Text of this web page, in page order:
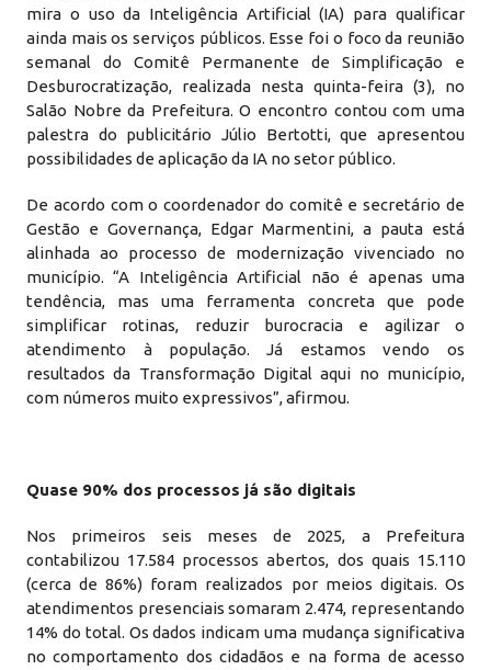
mira o uso da Inteligência Artificial (IA) para qualificar
ainda mais os serviços públicos. Esse foi o foco da reunião
semanal do Comitê Permanente de Simplificação e
Desburocratização, realizada nesta quinta-feira (3), no
Salão Nobre da Prefeitura. O encontro contou com uma
palestra do publicitário Júlio Bertotti, que apresentou
possibilidades de aplicação da IA no setor público.
De acordo com o coordenador do comitê e secretário de
Gestão e Governança, Edgar Marmentini, a pauta está
alinhada ao processo de modernização vivenciado no
município. “A Inteligência Artificial não é apenas uma
tendência, mas uma ferramenta concreta que pode
simplificar rotinas, reduzir burocracia e agilizar o
atendimento à população. Já estamos vendo os
resultados da Transformação Digital aqui no município,
com números muito expressivos”, afirmou.
Quase 90% dos processos já são digitais
Nos primeiros seis meses de 2025, a Prefeitura
contabilizou 17.584 processos abertos, dos quais 15.110
(cerca de 86%) foram realizados por meios digitais. Os
atendimentos presenciais somaram 2.474, representando
14% do total. Os dados indicam uma mudança significativa
no comportamento dos cidadãos e na forma de acesso